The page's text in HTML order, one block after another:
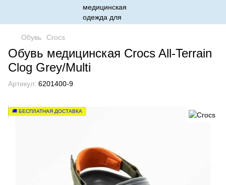
Обувь Crocs
Обувь медицинская Crocs All-Terrain
Clog Grey/Multi
Артикул: 6201400-9
🚚 БЕСПЛАТНАЯ ДОСТАВКА